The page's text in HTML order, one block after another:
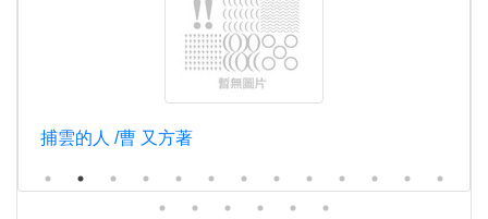
捕雲的人 /曹 又方著